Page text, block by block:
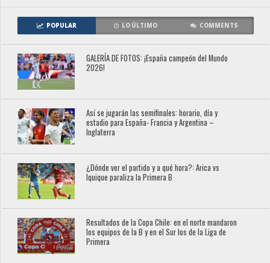
POPULAR LO ÚLTIMO COMMENTS
GALERÍA DE FOTOS: ¡España campeón del Mundo
2026!
Así se jugarán las semifinales: horario, día y
estadio para España- Francia y Argentina –
Inglaterra
¿Dónde ver el partido y a qué hora?: Arica vs
Iquique paraliza la Primera B
Resultados de la Copa Chile: en el norte mandaron
los equipos de la B y en el Sur los de la Liga de
Primera